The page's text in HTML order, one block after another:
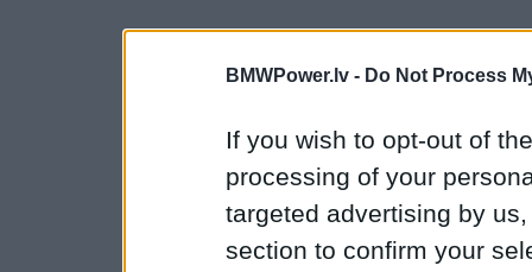
BMWPower.lv - Do Not Process
If you wish to opt-out of
processing of your
targeted advertising by
section to confirm your